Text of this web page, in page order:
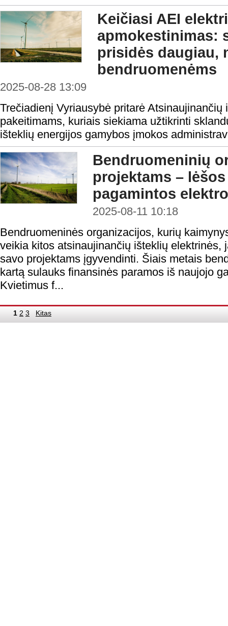
Keičiasi AEI
apmokestinimas:
prisidės daugiau,
bendruomenėms
2025-08-28 13:09
Trečiadienį Vyriausybė pritarė
pakeitimams, kuriais siekiama užtikrinti
išteklių energijos gamybos įmokos
Bendruomeninių
projektams –
pagamintos
2025-08-11 10:18
Bendruomeninės organizacijos, kurių
veikia kitos atsinaujinančių išteklių elektrinės,
savo projektams įgyvendinti. Šiais metais
kartą sulauks finansinės paramos iš naujojo
Kvietimus f...
1 2 3 Kitas